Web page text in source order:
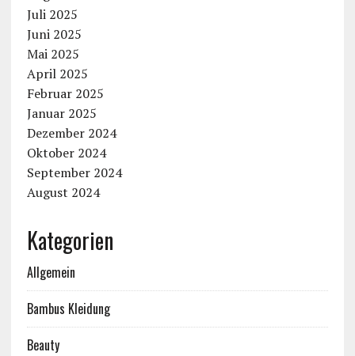
Juli 2025
Juni 2025
Mai 2025
April 2025
Februar 2025
Januar 2025
Dezember 2024
Oktober 2024
September 2024
August 2024
Kategorien
Allgemein
Bambus Kleidung
Beauty